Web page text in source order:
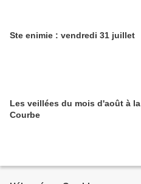
Ste enimie : vendredi 31 juillet
Les veillées du mois d'août à la
Courbe